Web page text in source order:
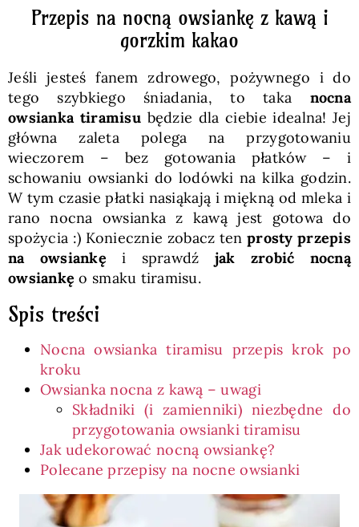
Zdrowo i fit
SKLEP
Polski
Przepis na nocną owsiankę z kawą i
gorzkim kakao
Jeśli jesteś fanem zdrowego, pożywnego i do
tego szybkiego śniadania, to taka nocna
owsianka tiramisubędzie dla ciebie idealna! Jej
główna zaleta polega na przygotowaniu
wieczorem – bez gotowania płatków – i
schowaniu owsianki do lodówki na kilka godzin.
W tym czasie płatki nasiąkają i miękną od mleka i
rano nocna owsianka z kawą jest gotowa do
spożycia :) Koniecznie zobacz tenprosty przepis
na owsiankę i sprawdź jak zrobić nocną
owsiankę o smaku tiramisu.
Spis treści
Nocna owsianka tiramisu przepis krok po
kroku
Owsianka nocna z kawą – uwagi
Składniki (i zamienniki) niezbędne do
przygotowania owsianki tiramisu
Jak udekorować nocną owsiankę?
Polecane przepisy na nocne owsianki